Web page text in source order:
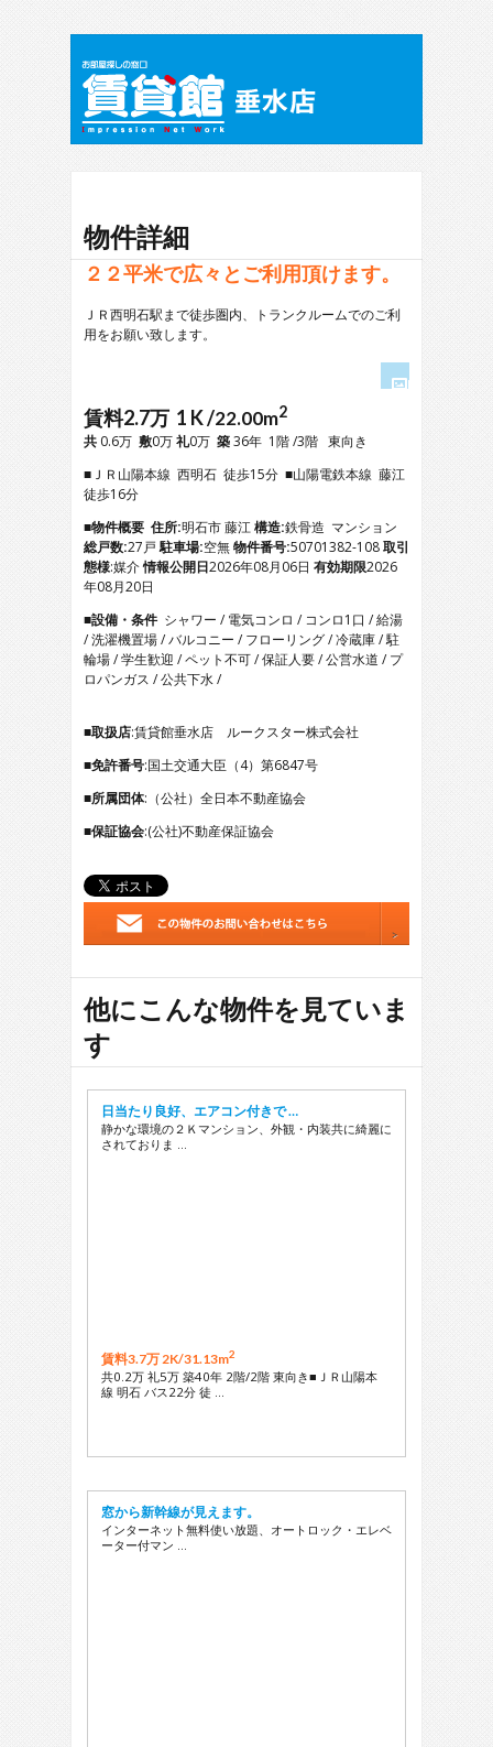
物件詳細
２２平米で広々とご利用頂けます。
ＪＲ西明石駅まで徒歩圏内、トランクルームでのご利
用をお願い致します。
4
7
8
賃料2.7万 1 K /22.00m2
共 0.6万 敷0万礼0万 築36年 1階 /3階 東向き
■ＪＲ山陽本線 西明石 徒歩15分 ■山陽電鉄本線 藤江
徒歩16分
■物件概要 住所:明石市 藤江構造:鉄骨造 マンション
総戸数:27戸駐車場:空無物件番号:50701382-108取引
態様:媒介情報公開日2026年08月06日 有効期限2026
年08月20日
■設備・条件 シャワー / 電気コンロ / コンロ1口 / 給湯
/ 洗濯機置場 / バルコニー / フローリング / 冷蔵庫 / 駐
輪場 / 学生歓迎 / ペット不可 / 保証人要 / 公営水道 / プ
ロパンガス / 公共下水 /
■取扱店:賃貸館垂水店 ルークスター株式会社
■免許番号:国土交通大臣（4）第6847号
■所属団体:（公社）全日本不動産協会
■保証協会:(公社)不動産保証協会
他にこんな物件を見ていま
す
日当たり良好、エアコン付きで …
静かな環境の２Ｋマンション、外観・内装共に綺麗に
されておりま …
賃料3.7万 2K/31.13m2
共0.2万 礼5万 築40年 2階/2階 東向き■ＪＲ山陽本
線 明石 バス22分 徒 …
窓から新幹線が見えます。
インターネット無料使い放題、オートロック・エレベ
ーター付マン …